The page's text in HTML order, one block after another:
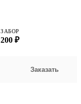
ЗАБОР
200 ₽
Заказать